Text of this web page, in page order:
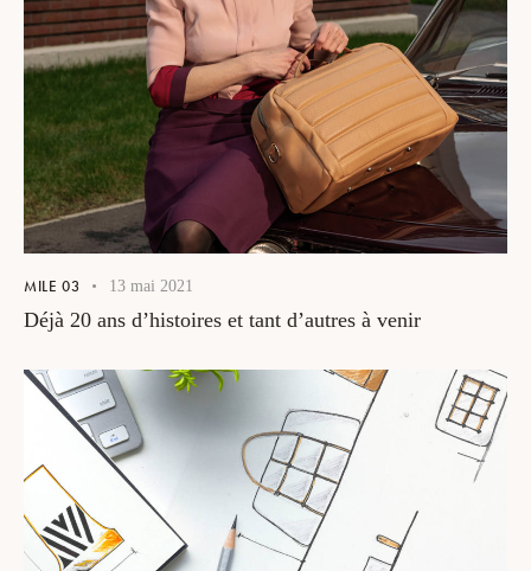
MILE 03 13 mai 2021
Déjà 20 ans d’histoires et tant d’autres à venir